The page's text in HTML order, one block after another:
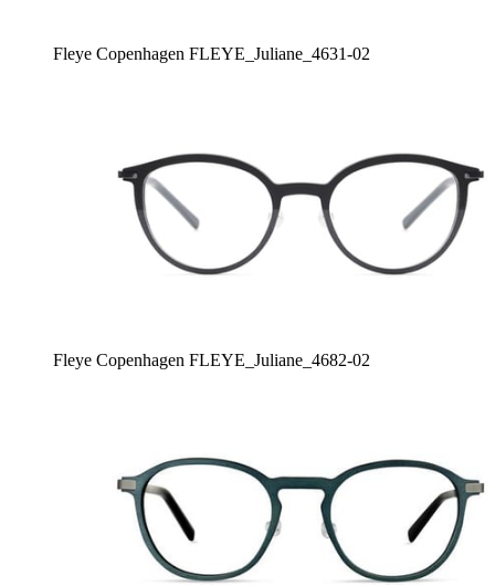
Fleye Copenhagen FLEYE_Juliane_4631-02
Fleye Copenhagen FLEYE_Juliane_4682-02